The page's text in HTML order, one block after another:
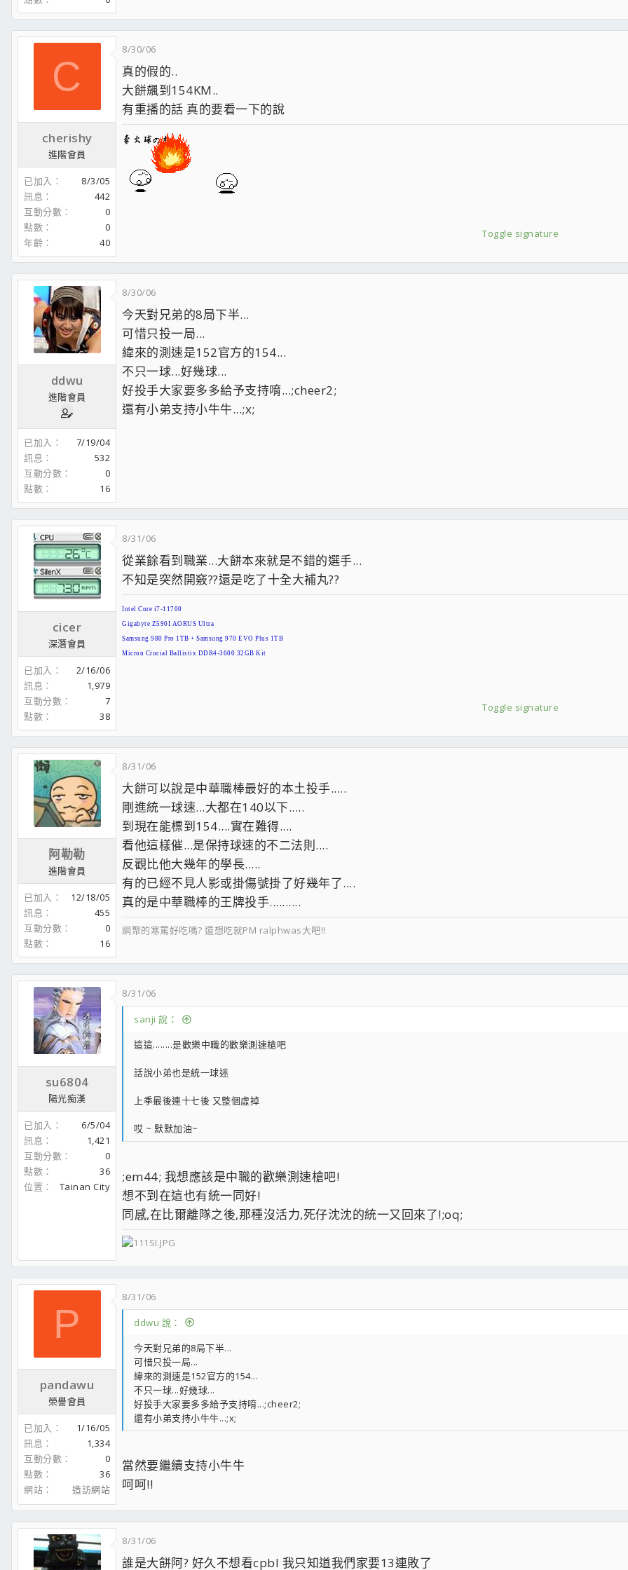
C
cherishy
進階會員
已加入
8/3/05
訊息
442
互動分數
0
點數
0
年齡
40
8/30/06
真的假的..
大餅飆到154KM..
有重播的話 真的要看一下的說
Toggle signature
ddwu
進階會員
已加入
7/19/04
訊息
532
互動分數
0
點數
16
8/30/06
今天對兄弟的8局下半...
可惜只投一局...
緯來的測速是152官方的154...
不只一球...好幾球...
好投手大家要多多給予支持唷...;cheer2;
還有小弟支持小牛牛...;x;
cicer
深潛會員
已加入
2/16/06
訊息
1,979
互動分數
7
點數
38
8/31/06
從業餘看到職業...大餅本來就是不錯的選手...
不知是突然開竅??還是吃了十全大補丸??
Toggle signature
Intel Core i7-11700
Gigabyte Z590I AORUS Ultra
Samsung 980 Pro 1TB + Samsung 970 EVO Plus 1TB
Micron Crucial Ballistix DDR4-3600 32GB Kit
阿勒勒
進階會員
已加入
12/18/05
訊息
455
互動分數
0
點數
16
8/31/06
大餅可以說是中華職棒最好的本土投手.....
剛進統一球速...大都在140以下.....
到現在能標到154....實在難得....
看他這樣催...是保持球速的不二法則....
反觀比他大幾年的學長.....
有的已經不見人影或掛傷號掛了好幾年了....
真的是中華職棒的王牌投手..........
網聚的寒罵好吃嗎? 還想吃就PM ralphwas大吧!!
su6804
陽光痴漢
已加入
6/5/04
訊息
1,421
互動分數
0
點數
36
位置
Tainan City
8/31/06
sanji 說：
這這........是歡樂中職的歡樂測速槍吧
話說小弟也是統一球迷
上季最後連十七後 又整個虛掉
哎 ~ 默默加油~
;em44; 我想應該是中職的歡樂測速槍吧!
想不到在這也有統一同好!
同感,在比爾離隊之後,那種沒活力,死仔沈沈的統一又回來了!;oq;
P
pandawu
榮譽會員
已加入
1/16/05
訊息
1,334
互動分數
0
點數
36
網站
造訪網站
8/31/06
ddwu 說：
今天對兄弟的8局下半...
可惜只投一局...
緯來的測速是152官方的154...
不只一球...好幾球...
好投手大家要多多給予支持唷...;cheer2;
還有小弟支持小牛牛...;x;
當然要繼續支持小牛牛
呵呵!!
8/31/06
誰是大餅阿? 好久不想看cpbl 我只知道我們家要13連敗了